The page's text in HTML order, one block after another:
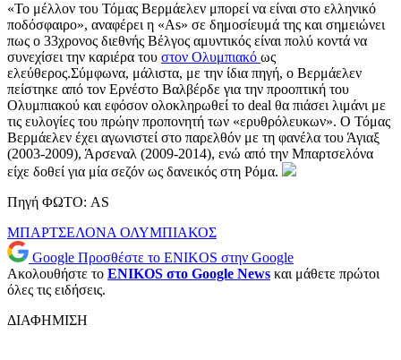
«Το μέλλον του Τόμας Βερμάελεν μπορεί να είναι στο ελληνικό
ποδόσφαιρο», αναφέρει η «As» σε δημοσίευμά της και σημειώνει
πως ο 33χρονος διεθνής Βέλγος αμυντικός είναι πολύ κοντά να
συνεχίσει την καριέρα του στον Ολυμπιακό ως
ελεύθερος.Σύμφωνα, μάλιστα, με την ίδια πηγή, ο Βερμάελεν
πείστηκε από τον Ερνέστο Βαλβέρδε για την προοπτική του
Ολυμπιακού και εφόσον ολοκληρωθεί το deal θα πιάσει λιμάνι με
τις ευλογίες του πρώην προπονητή των «ερυθρόλευκων». Ο Τόμας
Βερμάελεν έχει αγωνιστεί στο παρελθόν με τη φανέλα του Άγιαξ
(2003-2009), Άρσεναλ (2009-2014), ενώ από την Μπαρτσελόνα
είχε δοθεί για μία σεζόν ως δανεικός στη Ρόμα.
Πηγή ΦΩΤΟ: AS
ΜΠΑΡΤΣΕΛΟΝΑ ΟΛΥΜΠΙΑΚΟΣ
Google Προσθέστε το ENIKOS στην Google
Ακολουθήστε το ENIKOS στο Google News και μάθετε πρώτοι
όλες τις ειδήσεις.
ΔΙΑΦΗΜΙΣΗ